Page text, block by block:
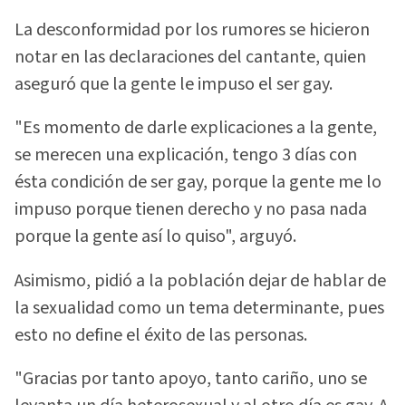
La desconformidad por los rumores se hicieron
notar en las declaraciones del cantante, quien
aseguró que la gente le impuso el ser gay.
"Es momento de darle explicaciones a la gente,
se merecen una explicación, tengo 3 días con
ésta condición de ser gay, porque la gente me lo
impuso porque tienen derecho y no pasa nada
porque la gente así lo quiso", arguyó.
Asimismo, pidió a la población dejar de hablar de
la sexualidad como un tema determinante, pues
esto no define el éxito de las personas.
"Gracias por tanto apoyo, tanto cariño, uno se